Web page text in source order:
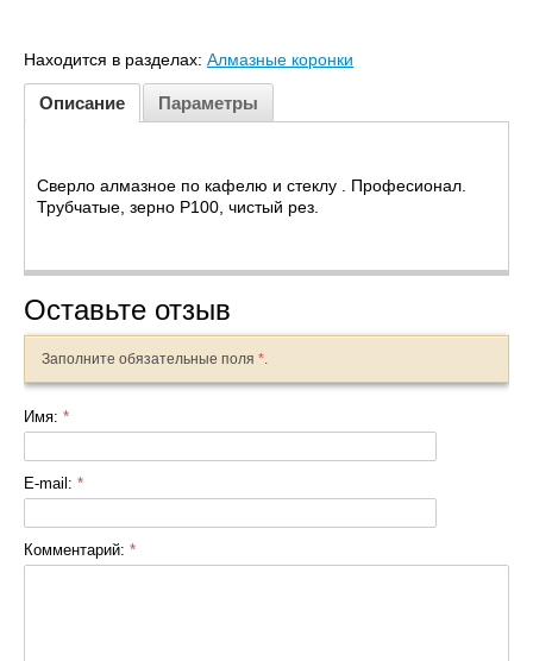
Находится в разделах: Алмазные коронки
Описание Параметры
Сверло алмазное по кафелю и стеклу . Професионал.
Трубчатые, зерно P100, чистый рез.
Оставьте отзыв
Заполните обязательные поля *.
Имя: *
E-mail: *
Комментарий: *